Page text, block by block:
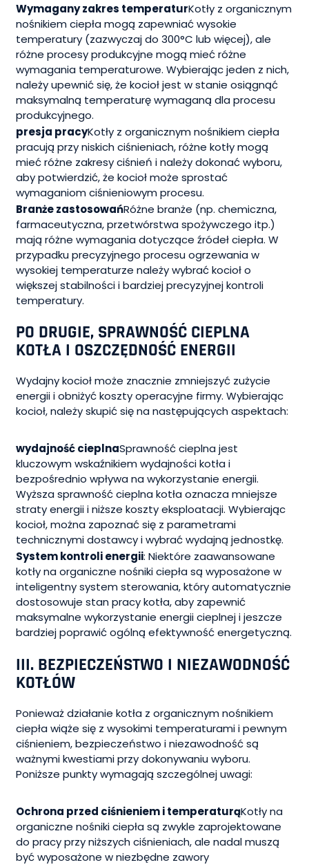
Wymagany zakres temperaturKotły z organicznym
nośnikiem ciepła mogą zapewniać wysokie
temperatury (zazwyczaj do 300°C lub więcej), ale
różne procesy produkcyjne mogą mieć różne
wymagania temperaturowe. Wybierając jeden z nich,
należy upewnić się, że kocioł jest w stanie osiągnąć
maksymalną temperaturę wymaganą dla procesu
produkcyjnego.
presja pracyKotły z organicznym nośnikiem ciepła
pracują przy niskich ciśnieniach, różne kotły mogą
mieć różne zakresy ciśnień i należy dokonać wyboru,
aby potwierdzić, że kocioł może sprostać
wymaganiom ciśnieniowym procesu.
Branże zastosowańRóżne branże (np. chemiczna,
farmaceutyczna, przetwórstwa spożywczego itp.)
mają różne wymagania dotyczące źródeł ciepła. W
przypadku precyzyjnego procesu ogrzewania w
wysokiej temperaturze należy wybrać kocioł o
większej stabilności i bardziej precyzyjnej kontroli
temperatury.
PO DRUGIE, SPRAWNOŚĆ CIEPLNA
KOTŁA I OSZCZĘDNOŚĆ ENERGII
Wydajny kocioł może znacznie zmniejszyć zużycie
energii i obniżyć koszty operacyjne firmy. Wybierając
kocioł, należy skupić się na następujących aspektach:
wydajność cieplnaSprawność cieplna jest
kluczowym wskaźnikiem wydajności kotła i
bezpośrednio wpływa na wykorzystanie energii.
Wyższa sprawność cieplna kotła oznacza mniejsze
straty energii i niższe koszty eksploatacji. Wybierając
kocioł, można zapoznać się z parametrami
technicznymi dostawcy i wybrać wydajną jednostkę.
System kontroli energii: Niektóre zaawansowane
kotły na organiczne nośniki ciepła są wyposażone w
inteligentny system sterowania, który automatycznie
dostosowuje stan pracy kotła, aby zapewnić
maksymalne wykorzystanie energii cieplnej i jeszcze
bardziej poprawić ogólną efektywność energetyczną.
III. BEZPIECZEŃSTWO I NIEZAWODNOŚĆ
KOTŁÓW
Ponieważ działanie kotła z organicznym nośnikiem
ciepła wiąże się z wysokimi temperaturami i pewnym
ciśnieniem, bezpieczeństwo i niezawodność są
ważnymi kwestiami przy dokonywaniu wyboru.
Poniższe punkty wymagają szczególnej uwagi:
Ochrona przed ciśnieniem i temperaturąKotły na
organiczne nośniki ciepła są zwykle zaprojektowane
do pracy przy niższych ciśnieniach, ale nadal muszą
być wyposażone w niezbędne zawory